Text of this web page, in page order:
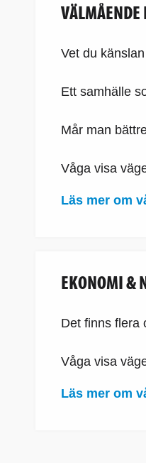
Vet du
Ett samhälle
Mår man
Våga visa
Läs mer om
EKONOMI &
Det finns flera
Våga visa
Läs mer om